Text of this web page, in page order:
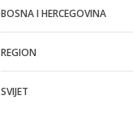
BOSNA I HERCEGOVINA
REGION
SVIJET